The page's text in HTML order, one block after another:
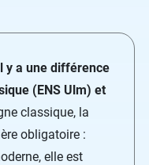
y a une différence
(ENS Ulm) et
classique, la
obligatoire :
elle est